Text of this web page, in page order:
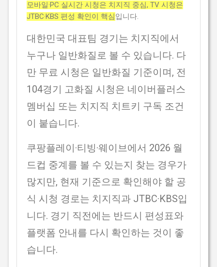
모바일·PC 실시간 시청은 치지직 중심, TV 시청은
JTBC·KBS 편성 확인이 핵심입니다.
대한민국 대표팀 경기는 치지직에서
누구나 일반화질로 볼 수 있습니다. 다
만 무료 시청은 일반화질 기준이며, 전
104경기 고화질 시청은 네이버플러스
멤버십 또는 치지직 치트키 구독 조건
이 붙습니다.
쿠팡플레이·티빙·웨이브에서 2026 월
드컵 중계를 볼 수 있는지 찾는 경우가
많지만, 현재 기준으로 확인해야 할 공
식 시청 경로는 치지직과 JTBC·KBS입
니다. 경기 직전에는 반드시 편성표와
플랫폼 안내를 다시 확인하는 것이 좋
습니다.